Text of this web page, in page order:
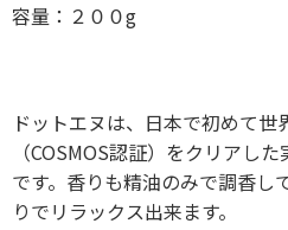
容量：２００g
ドットエヌは、日本で初めて
（COSMOS認証）をクリアし
です。香りも精油のみで調香し
りでリラックス出来ます。